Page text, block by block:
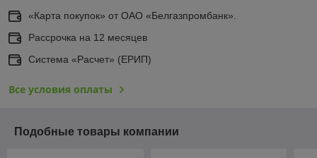
«Карта покупок» от ОАО «Белгазпромбанк».
Рассрочка на 12 месяцев
Система «Расчет» (ЕРИП)
Все условия оплаты
Подобные товары компании